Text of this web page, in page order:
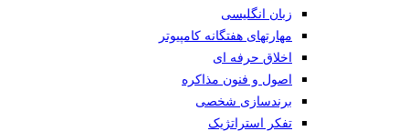
زبان انگلیسی
مهارتهای هفتگانه کامپیوتر
اخلاق حرفه ای
اصول و فنون مذاکره
برندسازی شخصی
تفکر استراتژیک